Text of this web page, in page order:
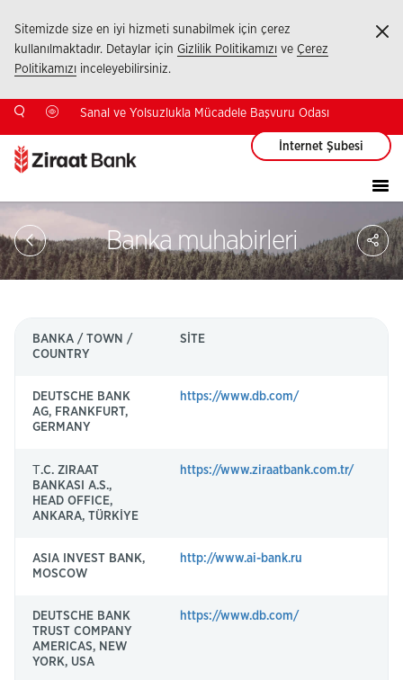
Sitemizde size en iyi hizmeti sunabilmek için çerez
kullanılmaktadır. Detaylar için Gizlilik Politikamızı ve Çerez
Politikamızı inceleyebilirsiniz.
Sanal ve Yolsuzlukla Mücadele Başvuru Odası
İnternet Şubesi
Banka muhabirleri
BANKA / TOWN /
COUNTRY
SİTE
DEUTSCHE BANK
AG, FRANKFURT,
GERMANY
https://www.db.com/
Т.C. ZIRAAT
BANKASI A.S.,
HEAD OFFICE,
ANKARA, TÜRKİYE
https://www.ziraatbank.com.tr/
ASIA INVEST BANK,
MOSCOW
http://www.ai-bank.ru
DEUTSCHE BANK
TRUST COMPANY
AMERICAS, NEW
YORK, USA
https://www.db.com/